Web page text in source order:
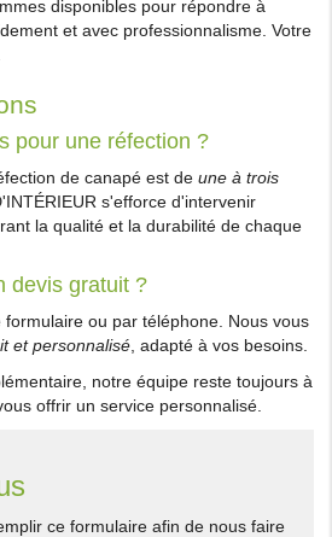
disponibles pour répondre à
et avec professionnalisme. Votre
pour une réfection ?
de canapé est de une à trois
s'efforce d'intervenir
la qualité et la durabilité de chaque
devis gratuit ?
ou par téléphone. Nous vous
et personnalisé , adapté à vos besoins.
notre équipe reste toujours à
offrir un service personnalisé.
ce formulaire afin de nous faire